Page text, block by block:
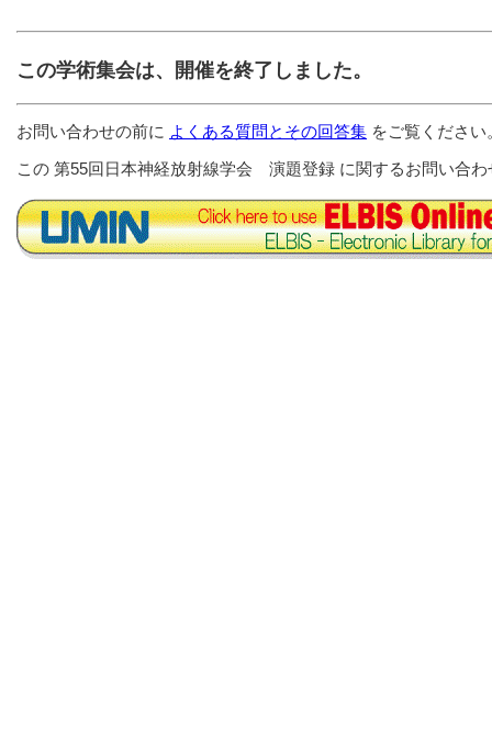
この学術集会は、開催を終了しました。
お問い合わせの前に よくある質問とその回答集 をご覧ください
この 第55回日本神経放射線学会 演題登録 に関するお問い合わ